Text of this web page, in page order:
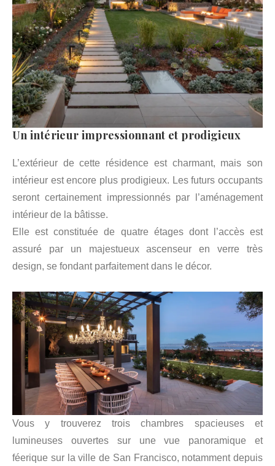
Un intérieur impressionnant et prodigieux
L’extérieur de cette résidence est charmant, mais son
intérieur est encore plus prodigieux. Les futurs occupants
seront certainement impressionnés par l’aménagement
intérieur de la bâtisse.
Elle est constituée de quatre étages dont l’accès est
assuré par un majestueux ascenseur en verre très
design, se fondant parfaitement dans le décor.
Vous y trouverez trois chambres spacieuses et
lumineuses ouvertes sur une vue panoramique et
féerique sur la ville de San Francisco, notamment depuis